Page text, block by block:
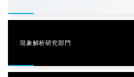
現象解析研究部門